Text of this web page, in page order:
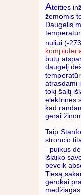
Ateities
žemomis
Daugelis
nuliui (-
būtų
daugelį
atrasdami
tokį šaltį
elektrines
kad
gerai
Taip
stroncio
- puikus
išlaiko
beveik
Tiesą
gerokai